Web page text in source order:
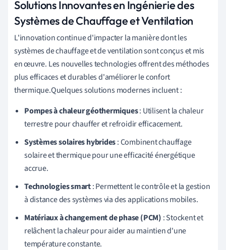
Solutions Innovantes en Ingénierie des
Systèmes de Chauffage et Ventilation
L'innovation continue d'impacter la manière dont les
systèmes de chauffage et de ventilation sont conçus et mis
en œuvre. Les nouvelles technologies offrent des méthodes
plus efficaces et durables d'améliorer le confort
thermique.Quelques solutions modernes incluent :
Pompes à chaleur géothermiques: Utilisent la chaleur
terrestre pour chauffer et refroidir efficacement.
Systèmes solaires hybrides: Combinent chauffage
solaire et thermique pour une efficacité énergétique
accrue.
Technologies smart: Permettent le contrôle et la gestion
à distance des systèmes via des applications mobiles.
Matériaux à changement de phase (PCM) : Stockent et
relâchent la chaleur pour aider au maintien d'une
température constante.